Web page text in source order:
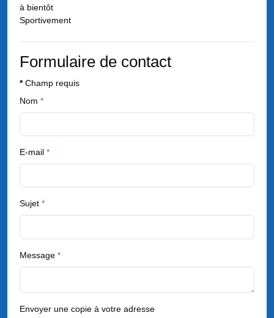
à bientôt
Sportivement
Formulaire de contact
*Champ requis
Nom *
E-mail *
Sujet *
Message *
Envoyer une copie à votre adresse